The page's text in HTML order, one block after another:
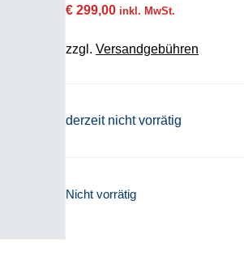
€ 299,00 inkl. MwSt.
zzgl. Versandgebühren
derzeit nicht vorrätig
Nicht vorrätig